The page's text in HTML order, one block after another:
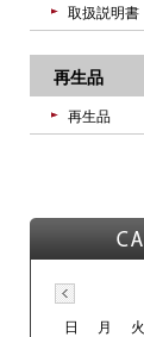
取扱説明書
再生品
再生品
日
月 火